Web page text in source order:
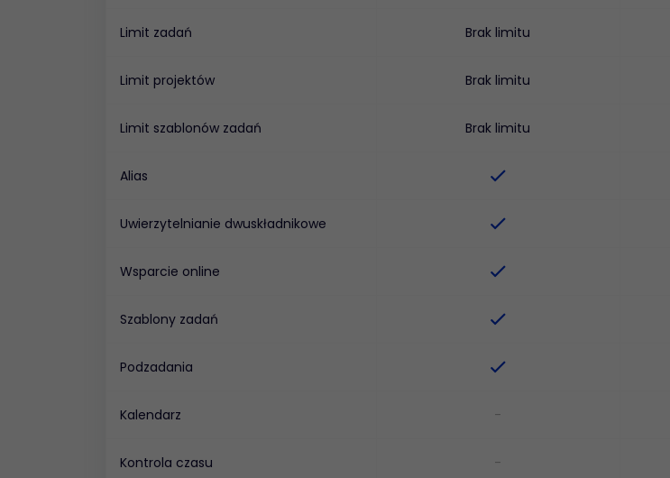
Limit zadań Brak limitu
Limit projektów Brak limitu
Limit szablonów zadań Brak limitu
Alias
Uwierzytelnianie dwuskładnikowe
Wsparcie online
Szablony zadań
Podzadania
Kalendarz -
Kontrola czasu -